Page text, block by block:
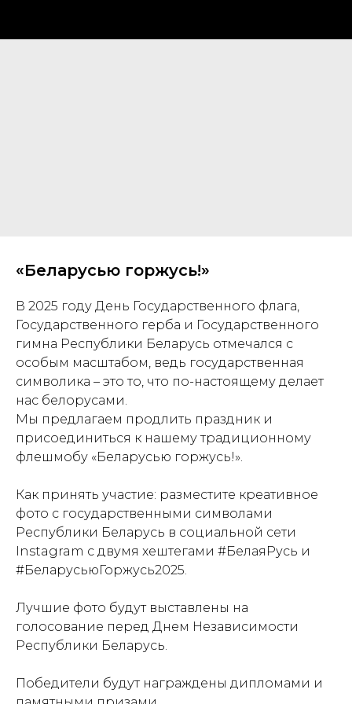
«Беларусью горжусь!»
В 2025 году День Государственного флага,
Государственного герба и Государственного
гимна Республики Беларусь отмечался с
особым масштабом, ведь государственная
символика – это то, что по-настоящему делает
нас белорусами.
Мы предлагаем продлить праздник и
присоединиться к нашему традиционному
флешмобу «Беларусью горжусь!».
​Как принять участие: разместите креативное
фото с государственными символами
Республики Беларусь в социальной сети
Instagram с двумя хештегами #БелаяРусь и
#БеларусьюГоржусь2025.
​Лучшие фото будут выставлены на
голосование перед Днем Независимости
Республики Беларусь.
Победители будут награждены дипломами и